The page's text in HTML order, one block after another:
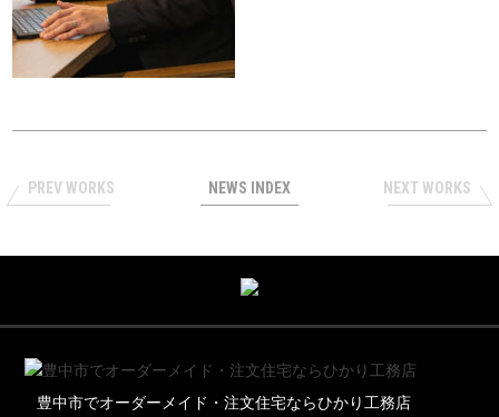
PREV WORKS NEWS INDEX NEXT WORKS
豊中市でオーダーメイド・注文住宅ならひかり工務店